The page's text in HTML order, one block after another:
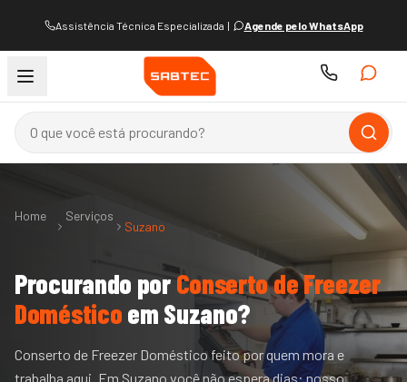
Assistência Técnica Especializada | Agende pelo WhatsApp
Home Serviços
Suzano
Procurando porConserto de Freezer
DomésticoemSuzano?
Conserto de Freezer Doméstico feito por quem mora e
trabalha aqui. Em Suzano você não espera dias: nosso